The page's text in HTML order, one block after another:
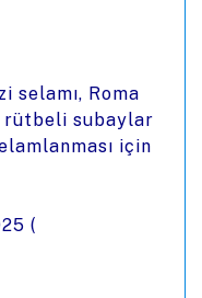
selamı, Roma
rütbeli subaylar
için
(